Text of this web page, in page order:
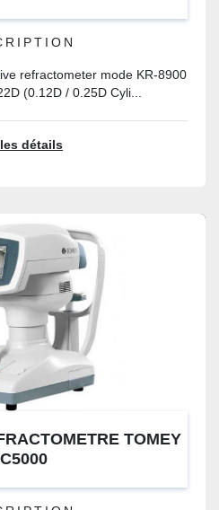
refractometer mode KR-8900
(0.12D / 0.25D Cyli...
détails
TOMEY